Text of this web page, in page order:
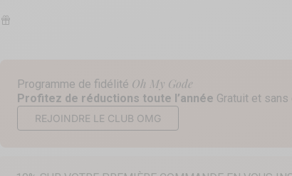
Programme de fidélité Oh My Gode
Profitez de réductions toute l’année Gratuit et
REJOINDRE LE CLUB OMG